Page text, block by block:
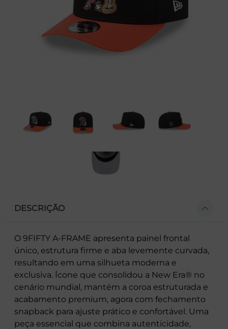
DESCRIÇÃO
O 9FIFTY A-FRAME apresenta painel frontal
único, estrutura firme e aba levemente curvada,
resultando em uma silhueta moderna e
exclusiva. Ícone que consolidou a New Era® no
cenário mundial, mantém a coroa estruturada e
acabamento premium, agora com fechamento
snapback para ajuste prático e confortável. Uma
peça essencial que combina autenticidade,